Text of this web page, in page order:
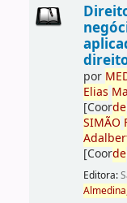
por ME
Elias
[Coorde
SIMÃO
[Coorde
Editora: